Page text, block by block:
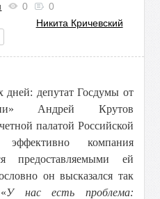
0
0
Никита Кричевский
дней: депутат Госдумы от
Андрей Крутов
палатой Российской
эффективно компания
предоставляемыми ей
он высказался так
У нас есть проблема: